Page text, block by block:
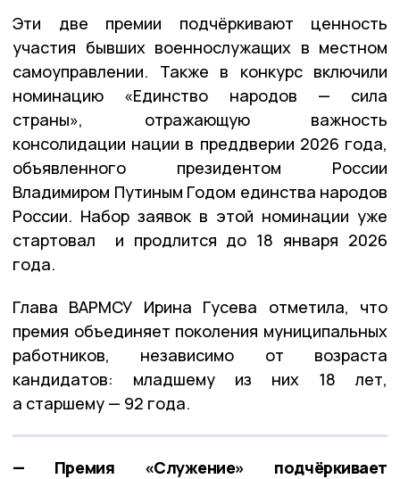
Эти две премии подчёркивают ценность
участия бывших военнослужащих в местном
самоуправлении. Также в конкурс включили
номинацию «Единство народов — сила
страны», отражающую важность
консолидации нации в преддверии 2026 года,
объявленного президентом России
Владимиром Путиным Годом единства народов
России. Набор заявок в этой номинации уже
стартовал и продлится до 18 января 2026
года.
Глава ВАРМСУ Ирина Гусева отметила, что
премия объединяет поколения муниципальных
работников, независимо от возраста
кандидатов: младшему из них 18 лет,
а старшему — 92 года.
— Премия «Служение» подчёркивает